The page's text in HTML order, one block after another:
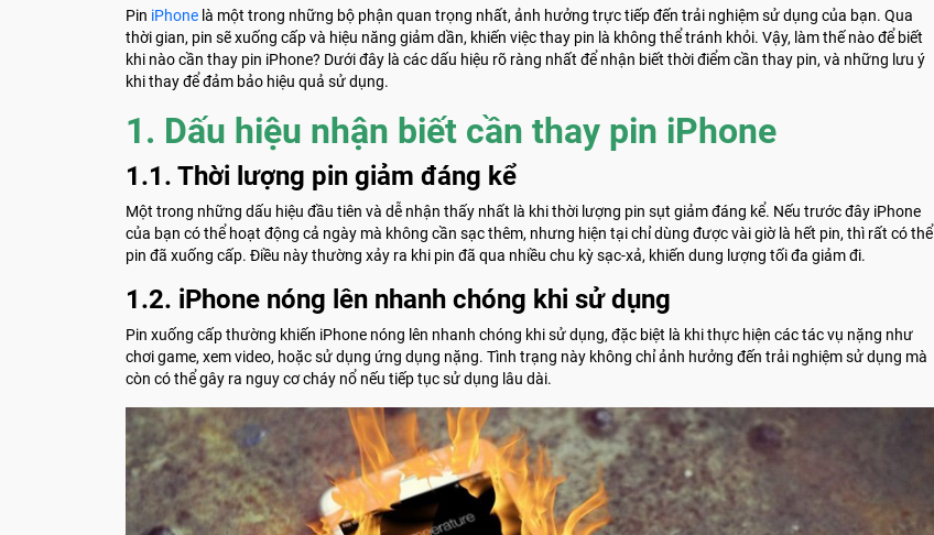
Pin iPhone là một trong những bộ phận quan trọng nhất, ảnh hưởng trực tiếp đến trải nghiệm sử dụng của bạn. Qua
thời gian, pin sẽ xuống cấp và hiệu năng giảm dần, khiến việc thay pin là không thể tránh khỏi. Vậy, làm thế nào để biết
khi nào cần thay pin iPhone? Dưới đây là các dấu hiệu rõ ràng nhất để nhận biết thời điểm cần thay pin, và những lưu ý
khi thay để đảm bảo hiệu quả sử dụng.
1. Dấu hiệu nhận biết cần thay pin iPhone
1.1. Thời lượng pin giảm đáng kể
Một trong những dấu hiệu đầu tiên và dễ nhận thấy nhất là khi thời lượng pin sụt giảm đáng kể. Nếu trước đây iPhone
của bạn có thể hoạt động cả ngày mà không cần sạc thêm, nhưng hiện tại chỉ dùng được vài giờ là hết pin, thì rất có thể
pin đã xuống cấp. Điều này thường xảy ra khi pin đã qua nhiều chu kỳ sạc-xả, khiến dung lượng tối đa giảm đi.
1.2. iPhone nóng lên nhanh chóng khi sử dụng
Pin xuống cấp thường khiến iPhone nóng lên nhanh chóng khi sử dụng, đặc biệt là khi thực hiện các tác vụ nặng như
chơi game, xem video, hoặc sử dụng ứng dụng nặng. Tình trạng này không chỉ ảnh hưởng đến trải nghiệm sử dụng mà
còn có thể gây ra nguy cơ cháy nổ nếu tiếp tục sử dụng lâu dài.